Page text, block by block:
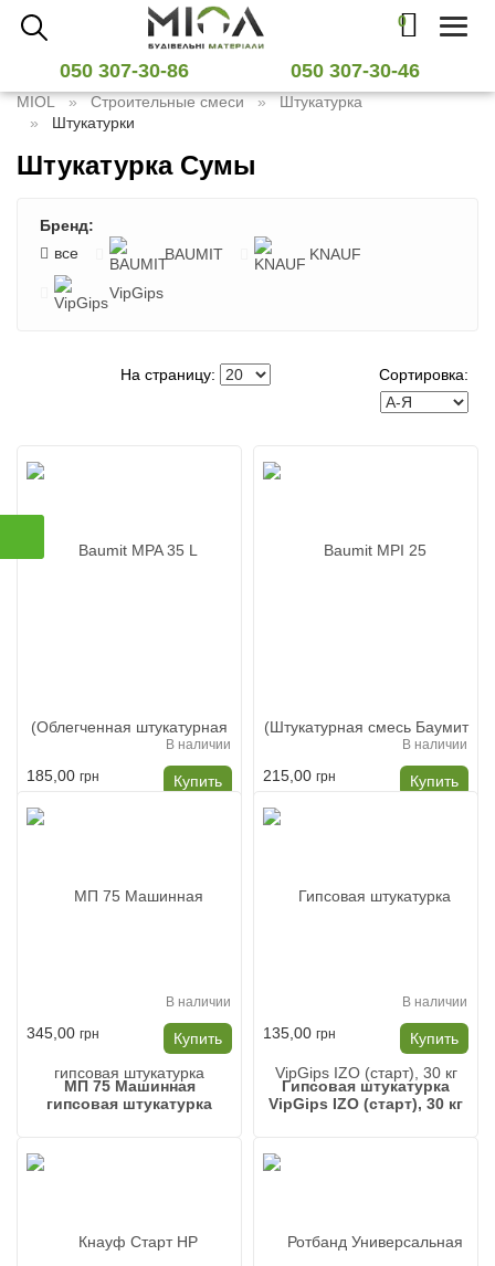
0
Toggle
050 307-30-86 050 307-30-46
MIOL Строительные смеси
Штукатурка
Штукатурки
Штукатурка Сумы
Бренд:
все
BAUMIT KNAUF
VipGips
На страницу: Сортировка:
В наличии
185,00 грн Купить
В наличии
215,00 грн Купить
В наличии
345,00 грн Купить
MП 75 Машинная
гипсовая штукатурка
В наличии
135,00 грн Купить
Гипсовая штукатурка
VipGips IZO (старт), 30 кг